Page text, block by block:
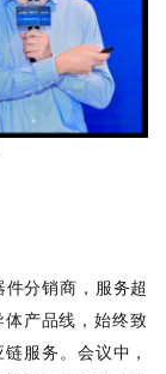
分销商，服务超
产品线，始终致
服务。会议中，